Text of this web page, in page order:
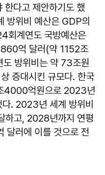
한다고 제안하기도 했
방위비 예산은 GDP의
회계연도 국방예산은
억 달러(약 1152조
방위비는 약 73조원
증대시킨 규모다. 한국
4000억원으로 2023년
. 2023년 세계 방위비
하고, 2028년까지 연평
러에 이를 것으로 전